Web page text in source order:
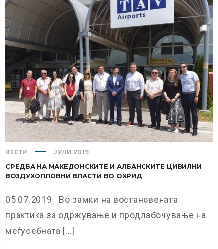
ВЕСТИ ЈУЛИ 2019
СРЕДБА НА МАКЕДОНСКИТЕ И АЛБАНСКИТЕ ЦИВИЛНИ
ВОЗДУХОПЛОВНИ ВЛАСТИ ВО ОХРИД
05.07.2019 Во рамки на востановената
практика за одржување и продлабочување на
меѓусебната [...]